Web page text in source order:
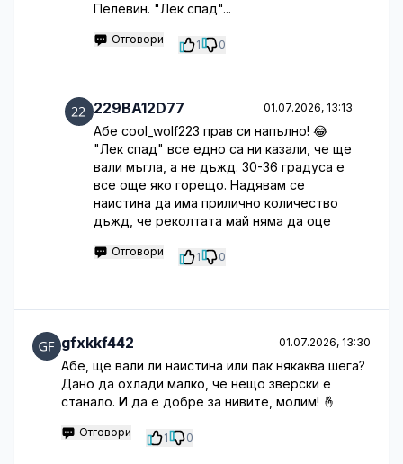
Пелевин. "Лек спад"...
Отговори 1 0
229BA12D77 01.07.2026, 13:13
Абе cool_wolf223 прав си напълно! 😂
"Лек спад" все едно са ни казали, че ще
вали мъгла, а не дъжд. 30-36 градуса е
все още яко горещо. Надявам се
наистина да има прилично количество
дъжд, че реколтата май няма да оце
Отговори 1 0
gfxkkf442 01.07.2026, 13:30
Абе, ще вали ли наистина или пак някаква шега?
Дано да охлади малко, че нещо зверски е
станало. И да е добре за нивите, молим! 🤞
Отговори 1 0